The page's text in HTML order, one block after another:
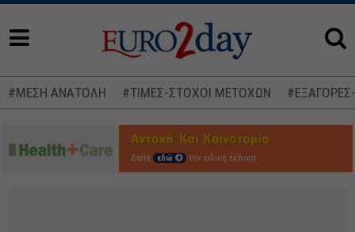
#ΜΕΣΗ ΑΝΑΤΟΛΗ #ΤΙΜΕΣ-ΣΤΟΧΟΙ ΜΕΤΟΧΩΝ
Δείτε εδώ την ειδική έκδοση